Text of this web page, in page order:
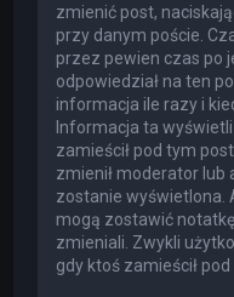
zmienić post,
przy danym poście.
przez pewien czas po
odpowiedział na ten
informacja ile razy i
Informacja ta
zamieścił pod tym
zmienił moderator
zostanie
mogą zostawić
zmieniali. Zwykli
gdy ktoś zamieścił